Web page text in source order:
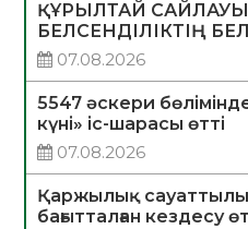
ҚҰРЫЛТАЙ САЙЛАУЫ
БЕЛСЕНДІЛІКТІҢ
07.08.2026
5547 әскери
күні» іс-шарасы өтті
07.08.2026
Қаржылық
бағытталған кездесу